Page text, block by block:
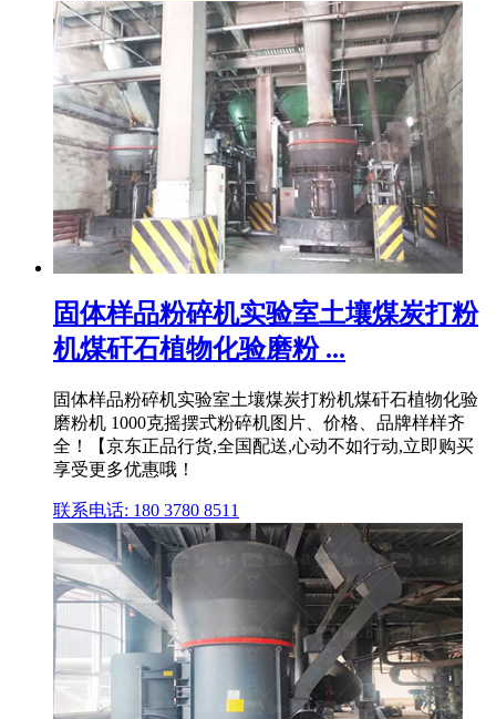
固体样品粉碎机实验室土壤煤炭打粉
机煤矸石植物化验磨粉 ...
固体样品粉碎机实验室土壤煤炭打粉机煤矸石植物化验
磨粉机 1000克摇摆式粉碎机图片、价格、品牌样样齐
全！【京东正品行货,全国配送,心动不如行动,立即购买
享受更多优惠哦！
联系电话: 180 3780 8511